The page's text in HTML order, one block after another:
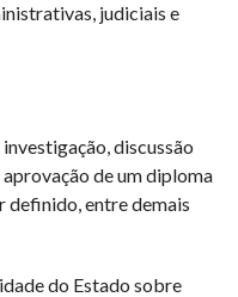
judiciais e
discussão
de um diploma
definido, entre demais
do Estado sobre